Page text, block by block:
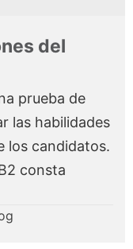
del
prueba de
las habilidades
los candidatos.
consta